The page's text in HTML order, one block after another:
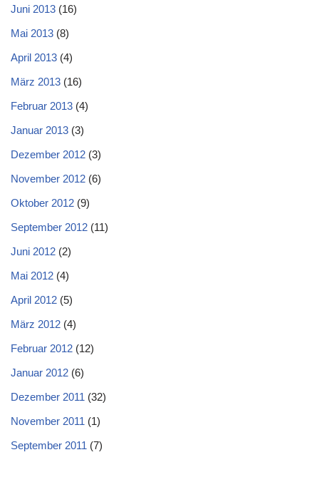
Juni 2013 (16)
Mai 2013 (8)
April 2013 (4)
März 2013 (16)
Februar 2013 (4)
Januar 2013 (3)
Dezember 2012 (3)
November 2012 (6)
Oktober 2012 (9)
September 2012 (11)
Juni 2012 (2)
Mai 2012 (4)
April 2012 (5)
März 2012 (4)
Februar 2012 (12)
Januar 2012 (6)
Dezember 2011 (32)
November 2011 (1)
September 2011 (7)